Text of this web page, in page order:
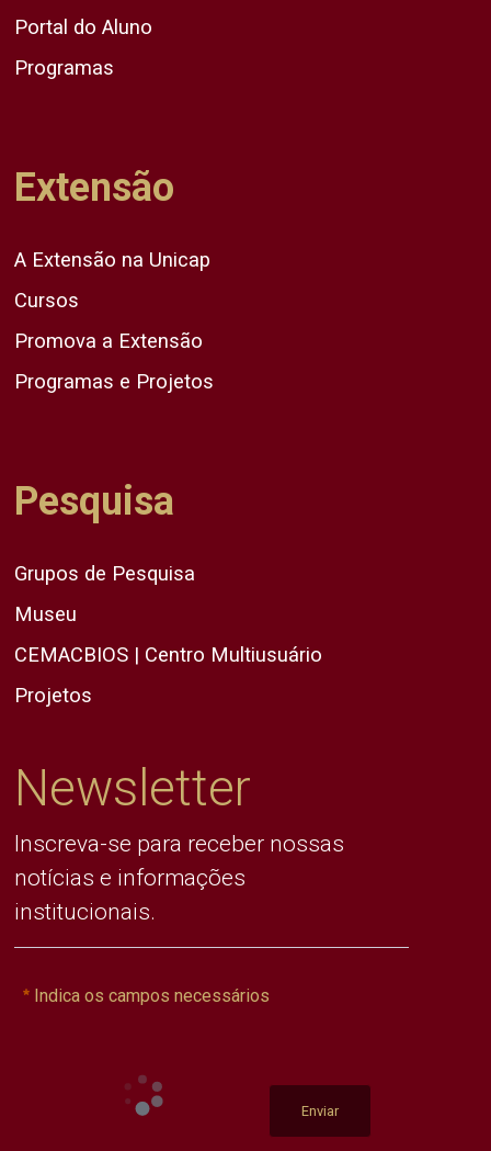
Portal do Aluno
Programas
Extensão
A Extensão na Unicap
Cursos
Promova a Extensão
Programas e Projetos
Pesquisa
Grupos de Pesquisa
Museu
CEMACBIOS | Centro Multiusuário
Projetos
Newsletter
Inscreva-se para receber nossas
notícias e informações
institucionais.
Indica os campos necessários
Enviar